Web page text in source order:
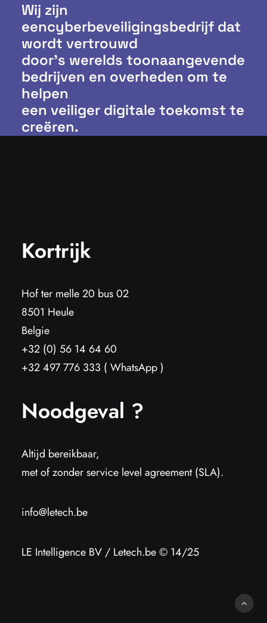
Wij zijn
eencyberbeveiligingsbedrijf dat
wordt vertrouwd
door’s werelds toonaangevende
bedrijven en overheden om te
helpen
een veiliger digitale toekomst te
creëren.
Kortrijk
Hof ter melle 20 bus 02
8501 Heule
Belgie
+32 (0) 56 14 64 60
+32 497 776 333 ( WhatsApp )
Noodgeval ?
Altijd bereikbaar,
met of zonder service level agreement (SLA).
info@letech.be
LE Intelligence BV / Letech.be © 14/25